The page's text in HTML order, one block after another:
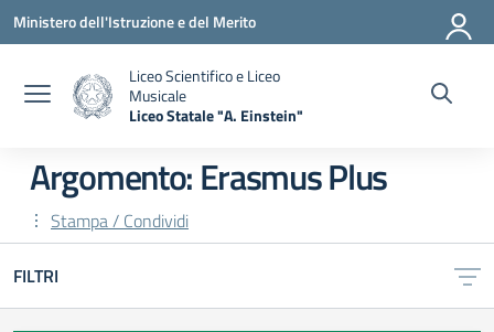
Vai ai contenuti
Vai al menu di navigazione
Vai al footer
Ministero dell'Istruzione e del Merito
Liceo Scientifico e Liceo
Musicale
Liceo Statale "A. Einstein"
Argomento: Erasmus Plus
Stampa / Condividi
FILTRI